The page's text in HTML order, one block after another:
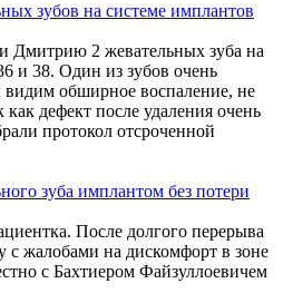
зубов на системе имплантов
Дмитрию 2 жевательных зуба на
и 38. Один из зубов очень
обширное воспаление, не
дефект после удаления очень
протокол отсроченной
зуба имплантом без потери
После долгого перерыва
с жалобами на дискомфорт в зоне
с Бахтиером Файзуллоевичем